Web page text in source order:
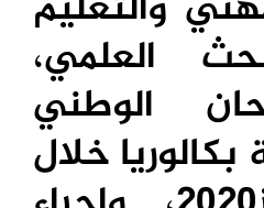
العلمي،
الوطني
بكالوريا خلال